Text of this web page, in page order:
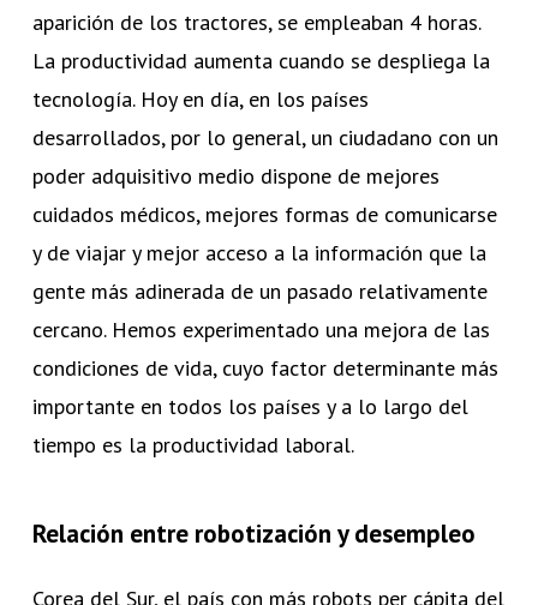
aparición de los tractores, se empleaban 4 horas.
La productividad aumenta cuando se despliega la
tecnología. Hoy en día, en los países
desarrollados, por lo general, un ciudadano con un
poder adquisitivo medio dispone de mejores
cuidados médicos, mejores formas de comunicarse
y de viajar y mejor acceso a la información que la
gente más adinerada de un pasado relativamente
cercano. Hemos experimentado una mejora de las
condiciones de vida, cuyo factor determinante más
importante en todos los países y a lo largo del
tiempo es la productividad laboral.
Relación entre robotización y desempleo
Corea del Sur, el país con más robots per cápita del